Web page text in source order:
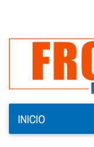
INICIO